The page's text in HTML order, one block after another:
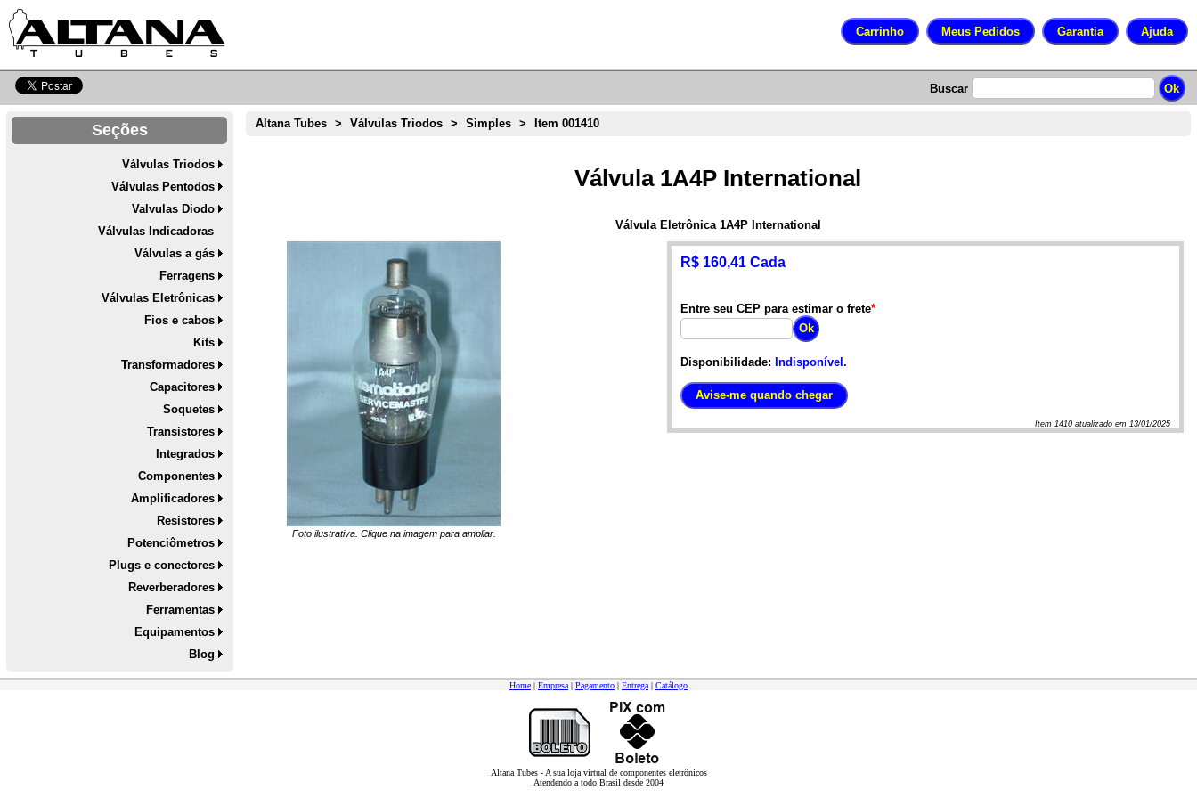
Buscar
Seções
Válvulas Triodos
Válvulas Pentodos
Valvulas Diodo
Válvulas Indicadoras
Válvulas a gás
Ferragens
Válvulas Eletrônicas
Fios e cabos
Kits
Transformadores
Capacitores
Soquetes
Transistores
Integrados
Componentes
Amplificadores
Resistores
Potenciômetros
Plugs e conectores
Reverberadores
Ferramentas
Equipamentos
Blog
Altana Tubes > Válvulas Triodos > Simples > Item 001410
Válvula 1A4P International
Válvula Eletrônica 1A4P International
Foto ilustrativa. Clique na imagem para ampliar.
R$ 160,41 Cada
Entre seu CEP para estimar o frete*
Disponibilidade: Indisponível.
Item 1410 atualizado em 13/01/2025
Home | Empresa | Pagamento | Entrega | Catálogo
Altana Tubes - A sua loja virtual de componentes eletrônicos
Atendendo a todo Brasil desde 2004